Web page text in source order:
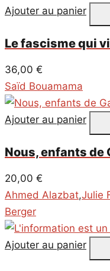
Ajouter au panier
Le fascisme qui
36,00 €
Saïd Bouamama
Ajouter au panier
Nous, enfants de
20,00 €
Ahmed Alazbat,Julie
Berger
Ajouter au panier